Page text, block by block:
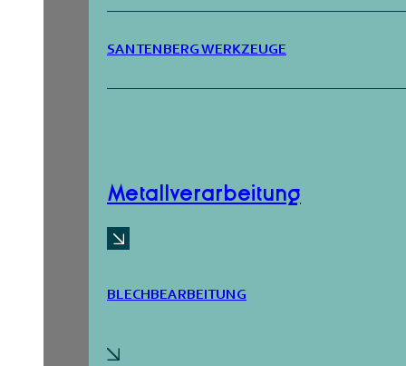
SANTENBERG WERKZEUGE
Metallverarbeitung
BLECHBEARBEITUNG